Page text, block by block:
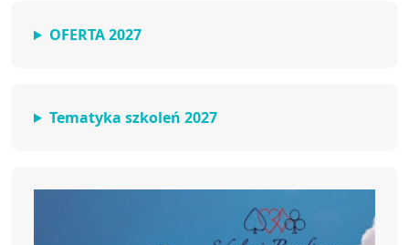
OFERTA 2027
Tematyka szkoleń 2027